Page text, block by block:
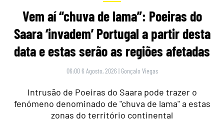
Vem aí “chuva de lama”: Poeiras do
Saara ‘invadem’ Portugal a partir desta
data e estas serão as regiões afetadas
06:00 6 Agosto, 2026 | Gonçalo Viegas
Intrusão de Poeiras do Saara pode trazer o
fenómeno denominado de "chuva de lama" a estas
zonas do território continental